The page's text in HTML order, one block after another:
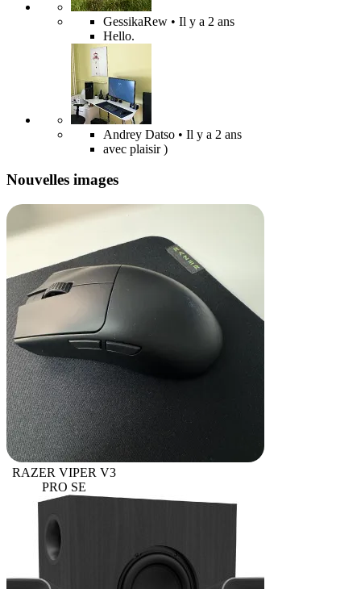
GessikaRew • Il y a 2 ans
Hello.
Andrey Datso • Il y a 2 ans
avec plaisir )
Nouvelles images
RAZER VIPER V3
PRO SE